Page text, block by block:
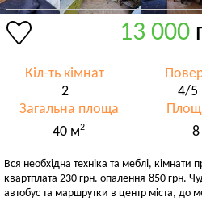
13 000
Кіл-ть кімнат
2
4/5
Загальна площа
40 м2
Вся необхідна техніка та меблі, кімнати
квартплата 230 грн. опалення-850 грн.
автобус та маршрутки в центр міста, до